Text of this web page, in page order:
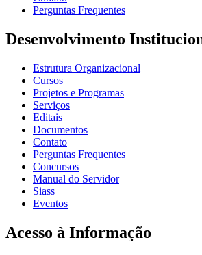
Perguntas Frequentes
Desenvolvimento
Estrutura Organizacional
Cursos
Projetos e Programas
Serviços
Editais
Documentos
Contato
Perguntas Frequentes
Concursos
Manual do Servidor
Siass
Eventos
Acesso à Informação